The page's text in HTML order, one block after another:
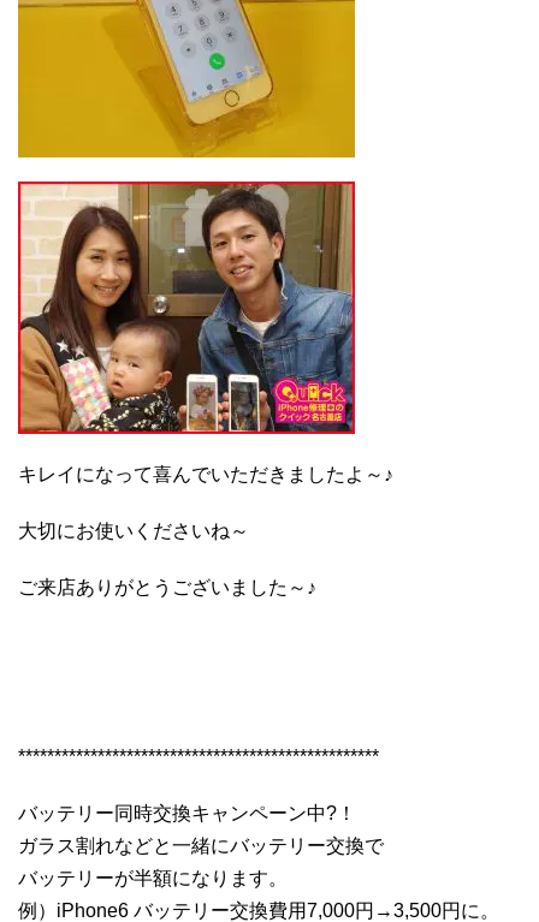
キレイになって喜んでいただきましたよ～♪
大切にお使いくださいね～
ご来店ありがとうございました～♪
**************************************************
バッテリー同時交換キャンペーン中?！
ガラス割れなどと一緒にバッテリー交換で
バッテリーが半額になります。
例）iPhone6 バッテリー交換費用7,000円→3,500円に。